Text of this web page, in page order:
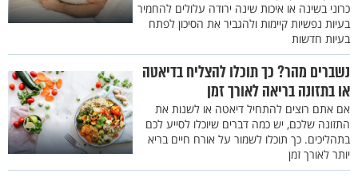
כרוני בשינה או איכות שינה ירודה עלולים להחמיר
בעיות נפשיות קיימות ולהגביר את הסיכון לפתח
בעיות חדשות
נשברים מהר? כך תוכלו להצליח בדיאטה
או בתזונה בריאה לאורך זמן
אם אתם רוצים להתחיל דיאטה או לשנות את
התזונה שלכם, יש כמה דברים שיוכלו לסייע לכם
בתהליכים. כך תוכלו לשמור על אורח חיים בריא
יותר לאורך זמן